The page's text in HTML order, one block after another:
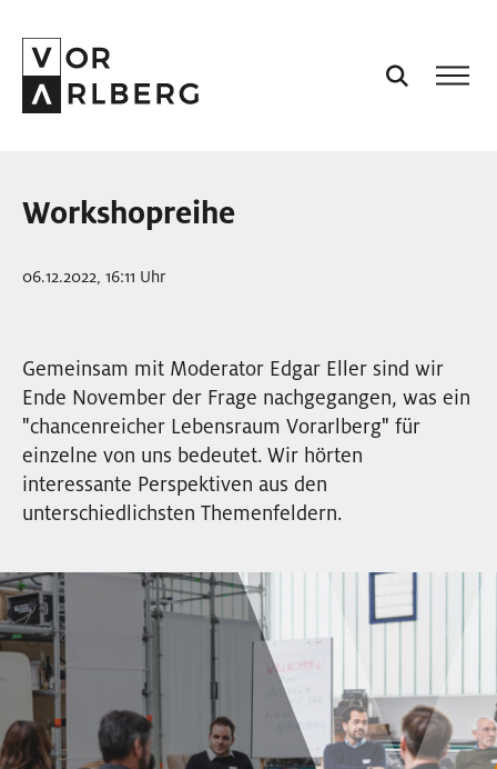
VORARLBERG
PODCASTS
VISION
EVENTS
NEWSLETTER
Workshopreihe
06.12.2022, 16:11 Uhr
Gemeinsam mit Moderator Edgar Eller sind wir
Ende November der Frage nachgegangen, was ein
"chancenreicher Lebensraum Vorarlberg" für
einzelne von uns bedeutet. Wir hörten
interessante Perspektiven aus den
unterschiedlichsten Themenfeldern.